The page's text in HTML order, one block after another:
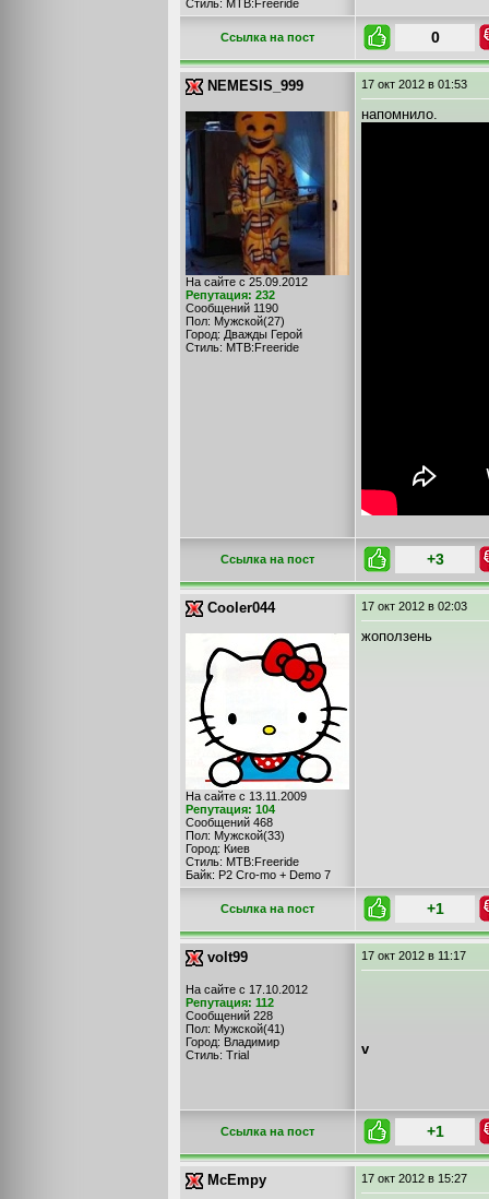
Стиль: MTB:Freeride
Cсылка на пост 0
NEMESIS_999
На сайте с 25.09.2012
Репутация: 232
Сообщений 1190
Пол: Мужской(27)
Город: Дважды Герой
Стиль: MTB:Freeride
17 окт 2012 в 01:53
напомнило.
Cсылка на пост +3
Cooler044
На сайте с 13.11.2009
Репутация: 104
Сообщений 468
Пол: Мужской(33)
Город: Киев
Стиль: MTB:Freeride
Байк: P2 Cro-mo + Demo 7
17 окт 2012 в 02:03
жоползень
Cсылка на пост +1
volt99
На сайте с 17.10.2012
Репутация: 112
Сообщений 228
Пол: Мужской(41)
Город: Владимир
Стиль: Trial
17 окт 2012 в 11:17
v
Cсылка на пост +1
McEmpy 17 окт 2012 в 15:27